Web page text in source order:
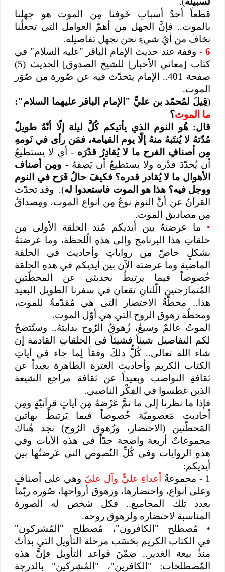
قطعاً أحدُ أسبابِ خَوفنا مِن الموت هو جهلنا
بالموت.. فإنَّ الجهل مِن أهمّ العوامل التي تجعلُنا
نخاف من أيّ شيءٍ نحن نجهل تفاصيله.
6
- وقفة عند حديث الإمام الباقر "عليه السلام" في
كتاب [معاني الأخبار] للشيخ الصدوق] الحديث (5)
صفحة 401.. الإمام يتحدّث فيه عن صُورة مِن صُوَر
الموت.
قِيلَ لمُحمّد بن عليٍّ "الإمام الباقر عليهما السلام":
ما الموت؟
قال: هُو النوم الذي يأتيكم كُلَّ ليلة إلّا أنّهُ طويلٌ
مُدّتهُ لا يُنتَبهُ منهُ إلّا يوم القيامة، فمَن رأى في نَومهِ
مِن أصنافِ الفرح ما لا يُقادِرُ قدْرَه - أي لا يستطيعُ
أن يُحدّدَ قدْره ولا يستطيعُ أن يَصِفهُ - ومِن أصناف
الأهوال ما لا يُقادر قدره؟ فكيفَ حالُ فَرَح في النوم
ووجل فيه؟ هذا هو الموت فاستعدوا له).
وقد تحدّث
القرآنُ عن أنَّ النومَ نوعٌ مِن أنواع الموت، ومِصداقٌ
مِن مصاديق الموت.
ما عرضتهُ بين أيديكم مُنذ الحلقة الأولى مِن
حلقاتِ هذا البرنامج وإلى هذهِ الّلحظة، وما عرضتهُ
بشكلٍ خاصّ مِن رواياتٍ وأحاديث في الحلقة
الماضية وما عرضته الآن بين أيديكم في هذهِ الحلقة
خُصوصاً فيما يرتبطُ بحديثي عن المحطّتينِ
المُتمازجتين الّلتانِ تقعانِ في سفرنا الطويل البعيد
هذا.. محطّةُ الاحتضار التي هي مُقدّمةٌ للموت،
ومحطّة زهوق الروح التي هي أوّل الموت.
الموتُ عالمٌ وسيعٌ، زُهوقُ الرُوح بدايتهُ.. وستّتضحُ
لكم التفاصيل شيئاً فشيئاً في الحلقاتِ القادمة إن
شاء الله تعالى.. كُلُّ ذلكَ وفقاً لِما جاء في آياتِ
الكتاب الكريم وأحاديث العترة الطاهرة بعيداً عن
ثقافةِ النواصب وبعيداً عن ثقافة مراجع الشيعة
الذين غطسوا في الفِكْر الناصبي.
فإذا ما نظرنا إلى ما تمَّ عَرْضهُ مِن آياتٍ قرآنيّةٍ ومِن
أحاديث مَعصوميّة خُصوصاً فيما يَرتبطُ بهاتين
المَحطّتين (الاحتضار، وزُهوق الرُوح) نجد هُناك
مجموعاتٌ أربعة واضحة جدّاً في هذهِ الآيات وفي
هذهِ الروايات وفي كُلِّ النُصوص التي عَرضتُها بين
أيديكم:
-مجموعةُ أعداءِ عليٍّ وآل عليّوهي على أصنافٍ
وعلى أنواع، واحتضارها، وزهوق أرواحها، صُوره ربّما
بعدد تلك المجاميع.. فكل شخص له الصورة
المناسبة لاحتضاره ولزهوق روحه.
•
مُصطلح "الكافرون"، مُصطلح "المُشركون"
في الكتاب الكريم بحَسَب مرحلة التأويل التي بدأتْ
منذُ بيعة الغدير.. ضِمْنَ قواعد التأويل فإنَّ هذهِ
المُصطلحات: "الكافرين"، "المُشركين" بالدرجة